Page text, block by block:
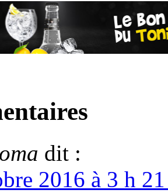
dit :
2016 à 3 h